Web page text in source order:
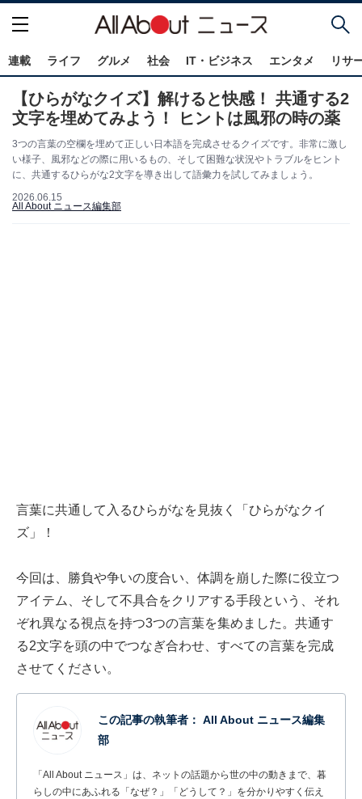
連載 ライフ グルメ 社会 IT・ビジネス エンタメ リサ
【ひらがなクイズ】解けると快感！ 共通する2
文字を埋めてみよう！ ヒントは風邪の時の薬
3つの言葉の空欄を埋めて正しい日本語を完成させるクイズです。非常に激し
い様子、風邪などの際に用いるもの、そして困難な状況やトラブルをヒント
に、共通するひらがな2文字を導き出して語彙力を試してみましょう。
2026.06.15
All About ニュース編集部
言葉に共通して入るひらがなを見抜く「ひらがなクイ
ズ」！
今回は、勝負や争いの度合い、体調を崩した際に役立つ
アイテム、そして不具合をクリアする手段という、それ
ぞれ異なる視点を持つ3つの言葉を集めました。共通す
る2文字を頭の中でつなぎ合わせ、すべての言葉を完成
させてください。
この記事の執筆者： All About ニュース編集
部
「All About ニュース」は、ネットの話題から世の中の動きまで、暮
らしの中にあふれる「なぜ？」「どうして？」を分かりやすく伝え